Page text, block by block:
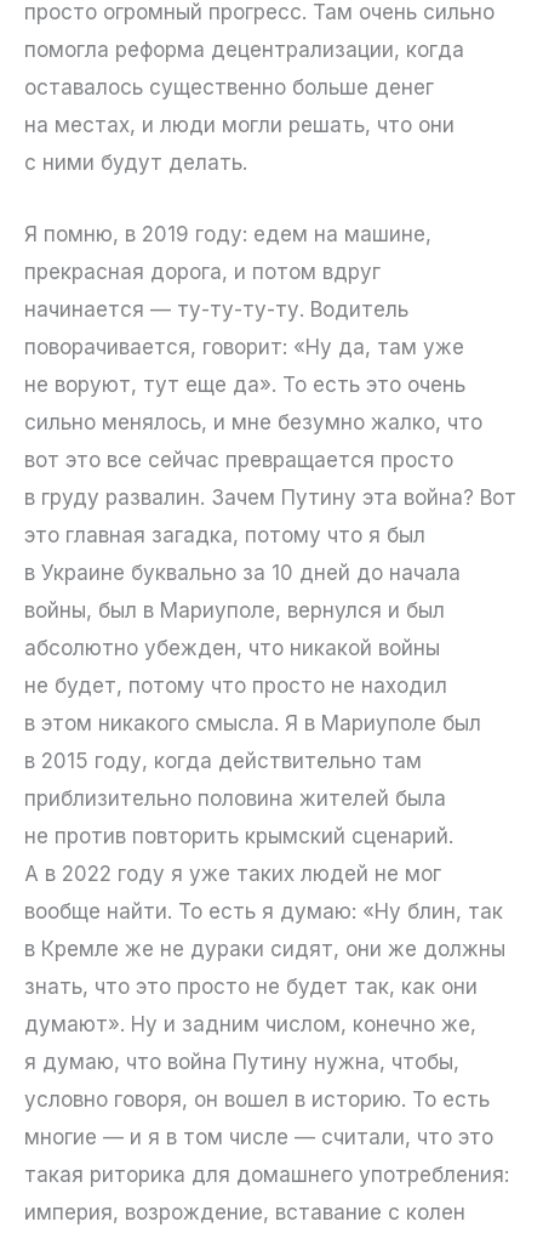
просто огромный прогресс. Там очень сильно
помогла реформа децентрализации, когда
оставалось существенно больше денег
на местах, и люди могли решать, что они
с ними будут делать.
Я помню, в 2019 году: едем на машине,
прекрасная дорога, и потом вдруг
начинается — ту-ту-ту-ту. Водитель
поворачивается, говорит: «Ну да, там уже
не воруют, тут еще да». То есть это очень
сильно менялось, и мне безумно жалко, что
вот это все сейчас превращается просто
в груду развалин. Зачем Путину эта война? Вот
это главная загадка, потому что я был
в Украине буквально за 10 дней до начала
войны, был в Мариуполе, вернулся и был
абсолютно убежден, что никакой войны
не будет, потому что просто не находил
в этом никакого смысла. Я в Мариуполе был
в 2015 году, когда действительно там
приблизительно половина жителей была
не против повторить крымский сценарий.
А в 2022 году я уже таких людей не мог
вообще найти. То есть я думаю: «Ну блин, так
в Кремле же не дураки сидят, они же должны
знать, что это просто не будет так, как они
думают». Ну и задним числом, конечно же,
я думаю, что война Путину нужна, чтобы,
условно говоря, он вошел в историю. То есть
многие — и я в том числе — считали, что это
такая риторика для домашнего употребления:
империя, возрождение, вставание с колен